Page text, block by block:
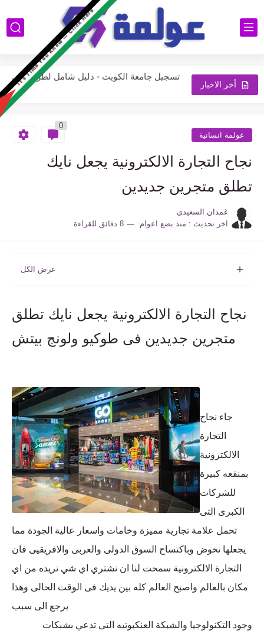
أخر الاخبار
استعلام عن تأشيرة برقم الطلب عبر منصة إنجاز للاستعلام عن...
تسجيل جامعة الكويت - رابط نظام التسجيل الالكتروني الجديد
تقديم شقق الاسكان أهم المعلومات عنها وطريقة التقديم عليها عولمة انسانية
0
نجاح التجارة الالكترونية يجعل نايك
تطلق متجرين جديدين
غمدان السعيدي
اخر تحديث : منذ بضع اعوام 8 دقائق للقراءة
نجاح التجارة الالكترونية يجعل نايك تطلق
متجرين جديدين فى طوكيو ولونج بيتش
جاء نجاح
التجارة
الالكترونية
بمنفعه كبيرة
للشركات
الكبرى التى
تحمل علامة تجارية مميزة وخامات واسعار عالية الجودة مما
يجعلها تخوض وباكتساح السوق الدولى والعربى والافريقيى فان
التجارة الالكترونية سمحت لنا ان نشتري اي شي تريده من اي
مكان بالعالم واصبح العالم كله بين يديك فى الوقت الحالى وهذا
يرجع الى سبب
وجود التكنولوجيا والشبكة العنكبوتيه التى تدعي بشبكات
FREE PALESTINE